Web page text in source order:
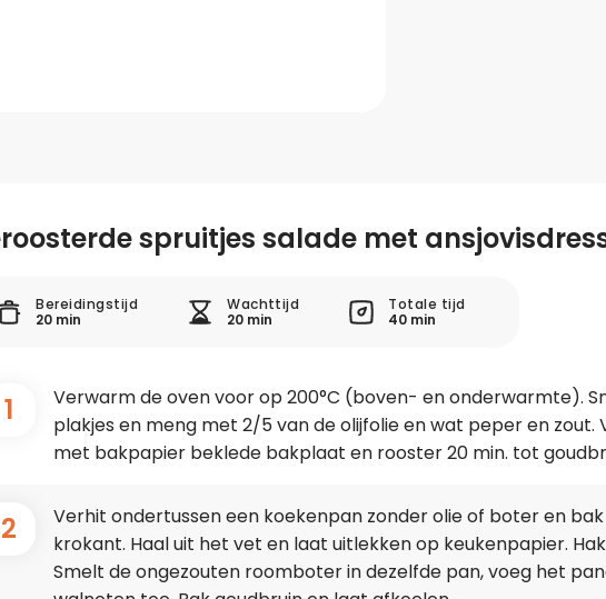
spruitjes salade met
Bereidingstijd
20 min
Wachttijd
20 min
Totale tijd
40 min
1
Verwarm de oven voor op 200°C (boven- en onderwarmte).
plakjes en meng met 2/5 van de olijfolie en wat peper en zout.
met bakpapier beklede bakplaat en rooster 20 min. tot
2
Verhit ondertussen een koekenpan zonder olie of boter en
krokant. Haal uit het vet en laat uitlekken op keukenpapier.
Smelt de ongezouten roomboter in dezelfde pan, voeg het